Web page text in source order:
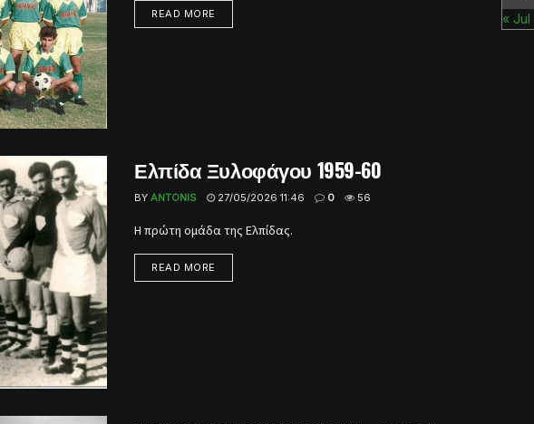
READ MORE
Ελπίδα Ξυλοφάγου 1959-60
BY ANTONIS 27/05/2026 11:46 0 56
Η πρώτη ομάδα της Ελπίδας.
READ MORE
« Jul